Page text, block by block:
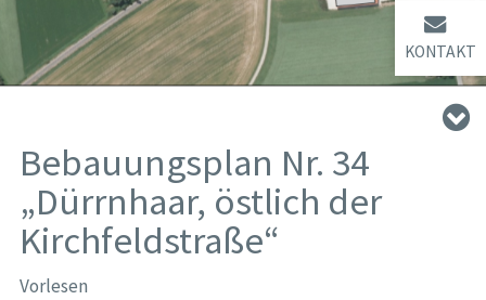
KONTAKT
Bebauungsplan Nr. 34
„Dürrnhaar, östlich der
Kirchfeldstraße“
Vorlesen